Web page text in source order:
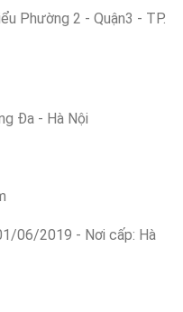
Phường 2 - Quận3 - TP.
Đa - Hà Nội
06/2019 - Nơi cấp: Hà